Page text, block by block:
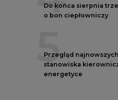
Do końca sierpnia
o bon ciepłowniczy
5
Przegląd
stanowiska
energetyce